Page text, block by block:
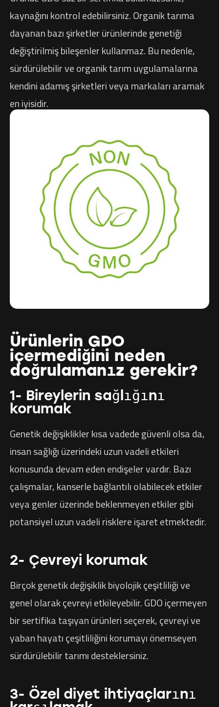
kaynağını kontrol edebilirsiniz. Organik tarıma
dayanan bazı şirketler ürünlerinde genetiği
değiştirilmiş bileşenler kullanmaz. Bu nedenle,
sürdürülebilir ve organik tarım uygulamalarına
kendini adamış şirketleri veya markaları aramak
en iyisidir.
Ürünlerin GDO
içermediğini neden
doğrulamanız gerekir?
1- Bireylerin sağlığını
korumak
Genetik değişiklikler kısa vadede güvenli olsa da,
insan sağlığı üzerindeki uzun vadeli etkileri
konusunda devam eden endişeler vardır. Bazı
çalışmalar, kanserle bağlantılı olabilecek etkiler
veya genler üzerinde beklenmeyen etkiler gibi
potansiyel uzun vadeli risklere işaret etmektedir.
2- Çevreyi korumak
Birçok genetik değişiklik biyolojik çeşitliliği ve
genel olarak çevreyi etkileyebilir. GDO içermeyen
bir sertifika taşıyan ürünleri seçerek, çevreyi ve
yaban hayatı çeşitliliğini korumayı önemseyen
sürdürülebilir tarımı desteklersiniz.
3- Özel diyet ihtiyaçlarını